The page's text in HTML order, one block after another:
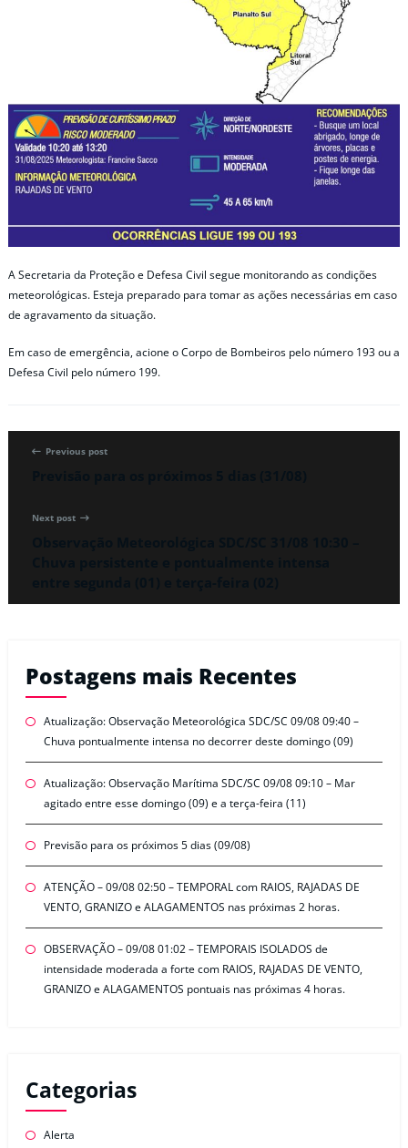
A Secretaria da Proteção e Defesa Civil segue monitorando as condições
meteorológicas. Esteja preparado para tomar as ações necessárias em caso
de agravamento da situação.
Em caso de emergência, acione o Corpo de Bombeiros pelo número 193 ou a
Defesa Civil pelo número 199.
Previous post
Next post
Postagens mais Recentes
Atualização: Observação Meteorológica SDC/SC 09/08 09:40 –
Chuva pontualmente intensa no decorrer deste domingo (09)
Atualização: Observação Marítima SDC/SC 09/08 09:10 – Mar
agitado entre esse domingo (09) e a terça-feira (11)
Previsão para os próximos 5 dias (09/08)
ATENÇÃO – 09/08 02:50 – TEMPORAL com RAIOS, RAJADAS DE
VENTO, GRANIZO e ALAGAMENTOS nas próximas 2 horas.
OBSERVAÇÃO – 09/08 01:02 – TEMPORAIS ISOLADOS de
intensidade moderada a forte com RAIOS, RAJADAS DE VENTO,
GRANIZO e ALAGAMENTOS pontuais nas próximas 4 horas.
Categorias
Alerta